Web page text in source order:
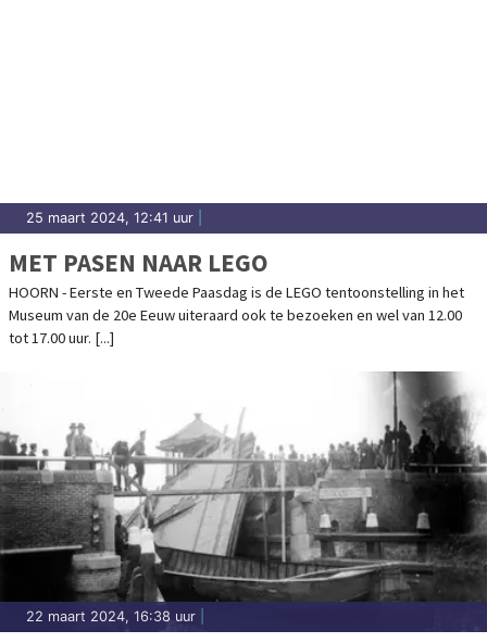
25 maart 2024, 12:41 uur
MET PASEN NAAR LEGO
HOORN - Eerste en Tweede Paasdag is de LEGO tentoonstelling in het
Museum van de 20e Eeuw uiteraard ook te bezoeken en wel van 12.00
tot 17.00 uur. [...]
22 maart 2024, 16:38 uur